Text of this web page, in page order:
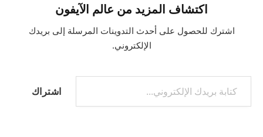
اكتشاف المزيد من عالم الآيفون
اشترك للحصول على أحدث التدوينات المرسلة إلى بريدك
الإلكتروني.
كتابة بريدك الإلكتروني...
اشتراك